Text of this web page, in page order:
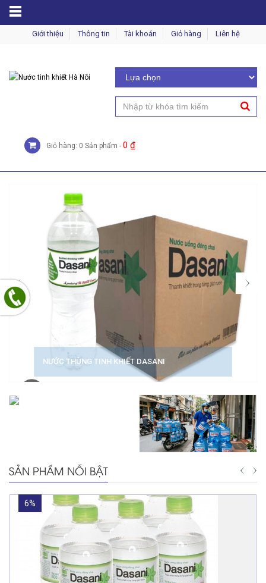
Giới thiệu Thông tin Tài khoản Giỏ hàng Liên hệ
Giỏ hàng: 0 Sản phẩm - 0 ₫
NƯỚC THÙNG TINH KHIẾT DASANI
SẢN PHẨM NỖI BẬT
6%